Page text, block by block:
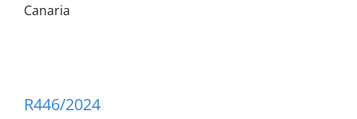
Canaria
R446/2024